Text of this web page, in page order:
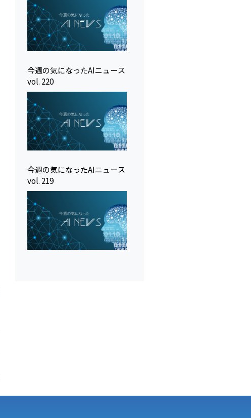
今週の気になったAIニュース
vol. 220
今週の気になったAIニュース
vol. 219